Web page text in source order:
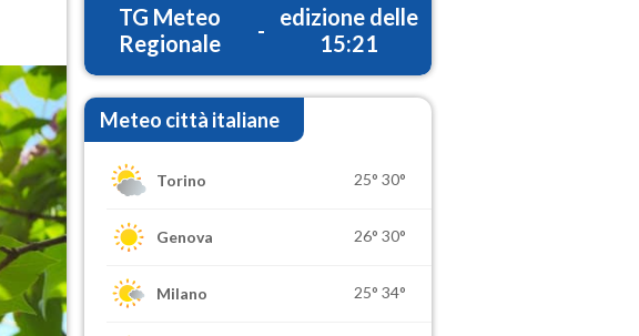
TG Meteo
Regionale
-
edizione delle
15:21
Meteo città italiane
Torino 25° 30°
Genova 26° 30°
Milano 25° 34°